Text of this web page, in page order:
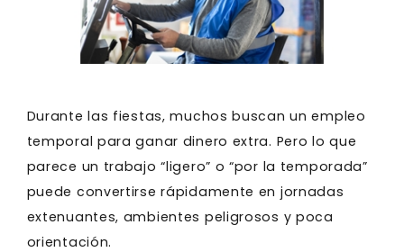
Durante las fiestas, muchos buscan un empleo
temporal para ganar dinero extra. Pero lo que
parece un trabajo “ligero” o “por la temporada”
puede convertirse rápidamente en jornadas
extenuantes, ambientes peligrosos y poca
orientación.